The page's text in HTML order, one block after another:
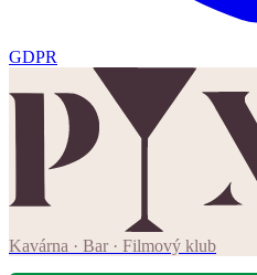
GDPR
Kavárna · Bar · Filmový klub